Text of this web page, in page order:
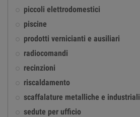
piccoli elettrodomestici
piscine
prodotti vernicianti e ausiliari
radiocomandi
recinzioni
riscaldamento
scaffalature metalliche e industriali
sedute per ufficio